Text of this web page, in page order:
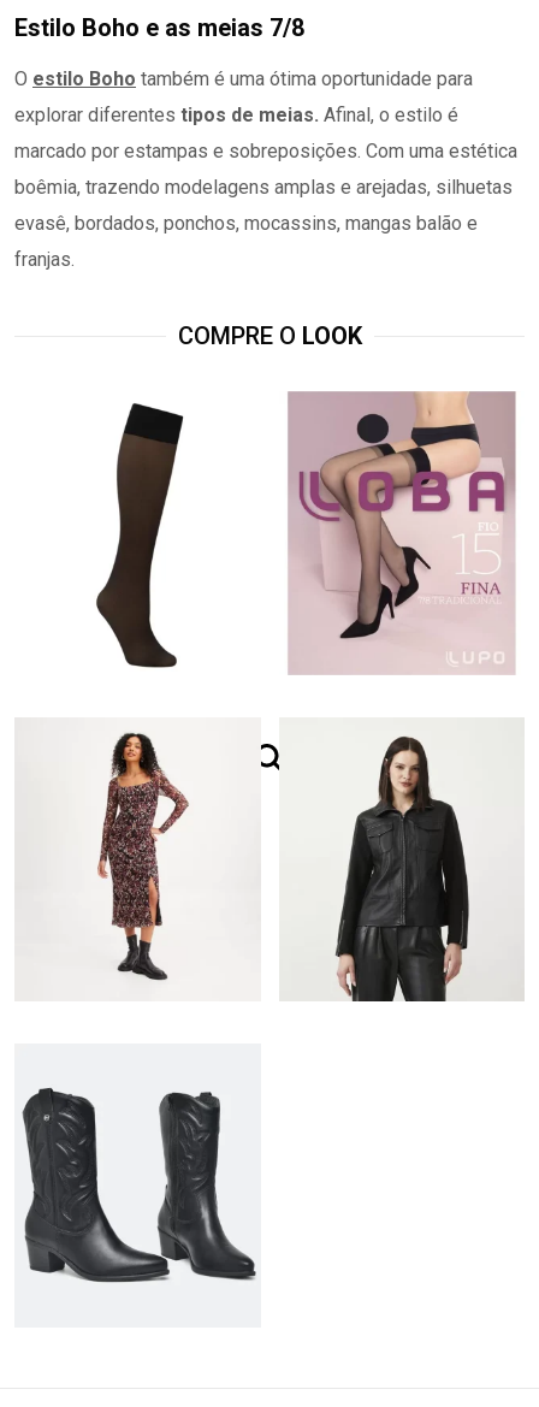
Estilo Boho e as meias 7/8
O estilo Boho também é uma ótima oportunidade para
explorar diferentes tipos de meias. Afinal, o estilo é
marcado por estampas e sobreposições. Com uma estética
boêmia, trazendo modelagens amplas e arejadas, silhuetas
evasê, bordados, ponchos, mocassins, mangas balão e
franjas.
COMPRE O LOOK